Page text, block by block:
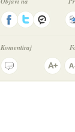
Komentiraj